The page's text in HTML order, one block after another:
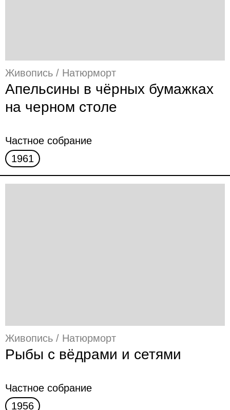
Живопись / Натюрморт
Апельсины в чёрных бумажках
на черном столе
Частное собрание
1961
Живопись / Натюрморт
Рыбы с вёдрами и сетями
Частное собрание
1956